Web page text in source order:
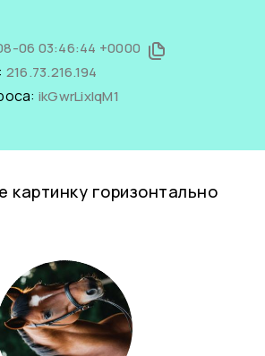
06 03:46:44 +0000
216.73.216.194
ikGwrLixIqM1
картинку горизонтально